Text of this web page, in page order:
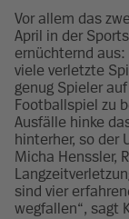
Vor allem das
April in der
ernüchternd
viele verletzte
genug Spieler
Footballspiel zu
Ausfälle hinke
hinterher, so der
Micha Henssler,
sind vier
wegfallen“, sagt